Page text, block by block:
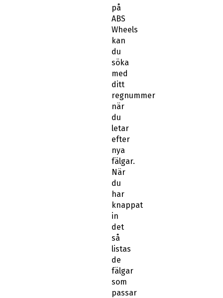
på
ABS
Wheels
kan
du
söka
med
ditt
regnummer
när
du
letar
efter
nya
fälgar.
När
du
har
knappat
in
det
så
listas
de
fälgar
som
passar